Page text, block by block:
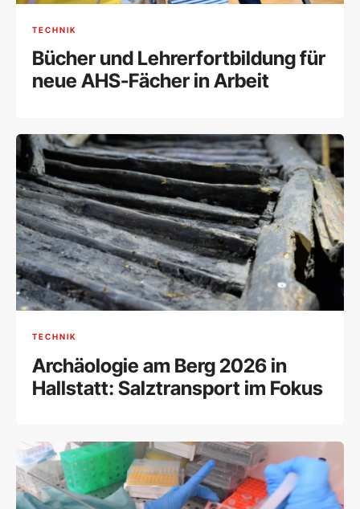
TECHNIK
Bücher und Lehrerfortbildung für
neue AHS-Fächer in Arbeit
TECHNIK
Archäologie am Berg 2026 in
Hallstatt: Salztransport im Fokus